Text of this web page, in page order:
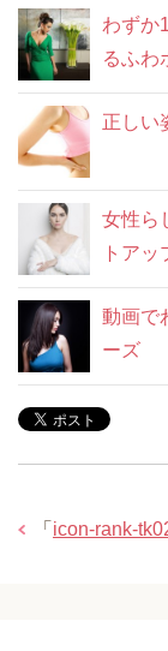
わずか
るふわ
正しい
女性ら
トア
動画で
ーズ
「 icon-rank-